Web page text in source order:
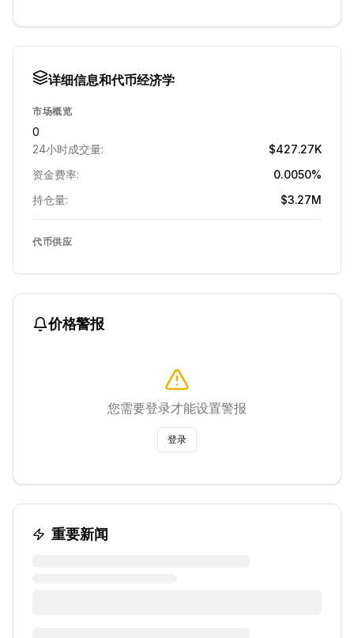
详细信息和代币经济学
市场概览
0
24小时成交量:
$427.27K
资金费率:
0.0050%
持仓量:
$3.27M
代币供应
价格警报
您需要登录才能设置警报
登录
重要新闻